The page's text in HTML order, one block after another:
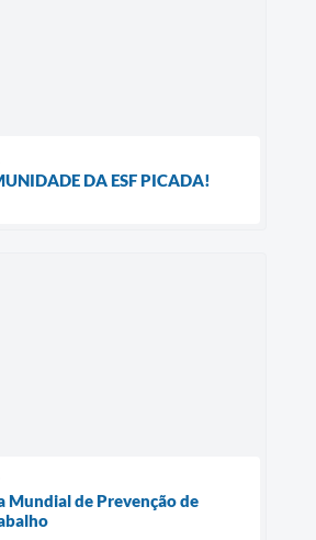
DA ESF PICADA!
Mundial de Prevenção de